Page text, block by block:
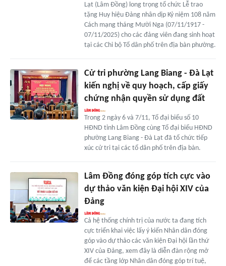
Lạt (Lâm Đồng) long trọng tổ chức Lễ trao
tặng Huy hiệu Đảng nhân dịp Kỷ niệm 108 năm
Cách mạng tháng Mười Nga (07/11/1917 -
07/11/2025) cho các đảng viên đang sinh hoạt
tại các Chi bộ Tổ dân phố trên địa bàn phường.
Cử tri phường Lang Biang - Đà Lạt
kiến nghị về quy hoạch, cấp giấy
chứng nhận quyền sử dụng đất
Trong 2 ngày 6 và 7/11, Tổ đại biểu số 10
HĐND tỉnh Lâm Đồng cùng Tổ đại biểu HĐND
phường Lang Biang - Đà Lạt đã tổ chức tiếp
xúc cử tri tại các tổ dân phố trên địa bàn.
Lâm Đồng đóng góp tích cực vào
dự thảo văn kiện Đại hội XIV của
Đảng
Cả hệ thống chính trị của nước ta đang tích
cực triển khai việc lấy ý kiến Nhân dân đóng
góp vào dự thảo các văn kiện Đại hội lần thứ
XIV của Đảng, xem đây là diễn đàn rộng mở
để các tầng lớp Nhân dân đóng góp trí tuệ,